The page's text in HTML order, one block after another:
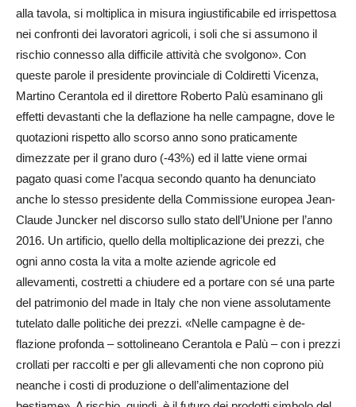
alla tavola, si moltiplica in misura ingiustificabile ed irrispettosa
nei confronti dei lavoratori agricoli, i soli che si assumono il
rischio connesso alla difficile attività che svolgono». Con
queste parole il presidente provinciale di Col­diretti Vicenza,
Martino Ce­rantola ed il direttore Ro­ber­to Palù esaminano gli
effetti devastanti che la deflazione ha nelle campagne, dove le
quotazioni rispetto allo scorso anno sono praticamente
dimezzate per il grano duro (-43%) ed il latte viene ormai
pagato quasi come l’acqua secondo quanto ha denunciato
anche lo stesso presidente della Commissione europea Jean-
Claude Juncker nel discorso sullo stato dell’U­nione per l’anno
2016. Un artificio, quello della moltiplicazione dei prezzi, che
ogni anno costa la vita a molte aziende agricole ed
allevamenti, costretti a chiudere ed a portare con sé una parte
del patrimonio del made in Italy che non viene assolutamente
tutelato dalle politiche dei prezzi. «Nelle campagne è de­
flazione profonda – sottolineano Cerantola e Palù – con i prezzi
crollati per raccolti e per gli allevamenti che non coprono più
neanche i costi di produzione o dell’alimentazione del